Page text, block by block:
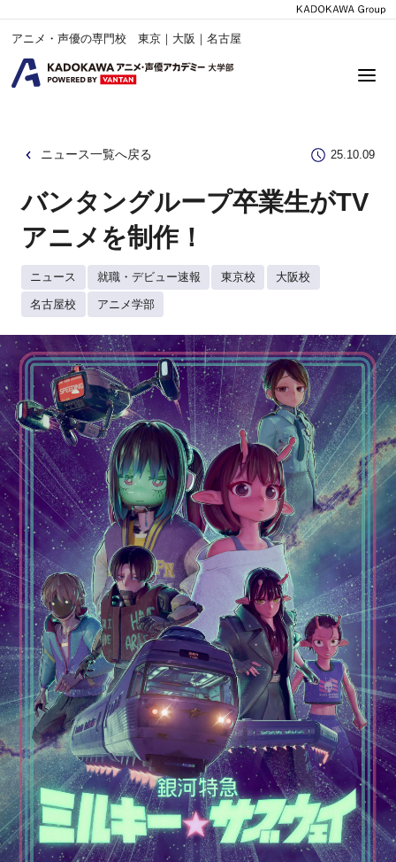
アニメ・声優の専門校 東京｜大阪｜名古屋
ニュース一覧へ戻る 25.10.09
バンタングループ卒業生がTV
アニメを制作！
ニュース 就職・デビュー速報 東京校 大阪校
名古屋校 アニメ学部